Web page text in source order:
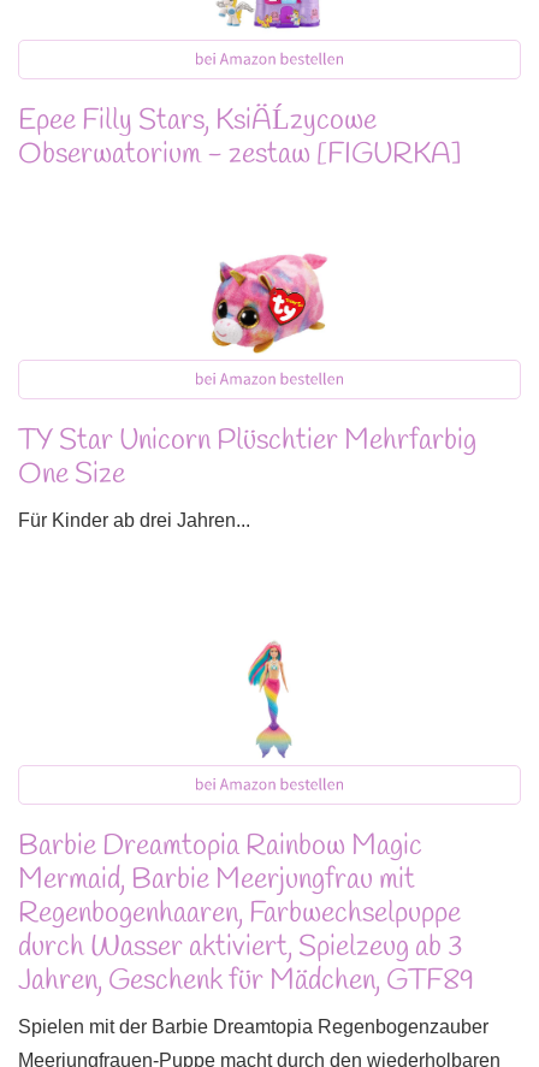
Epee Filly Stars, KsiÄĹzycowe
Obserwatorium - zestaw [FIGURKA]
TY Star Unicorn Plüschtier Mehrfarbig
One Size
Für Kinder ab drei Jahren...
Barbie Dreamtopia Rainbow Magic
Mermaid, Barbie Meerjungfrau mit
Regenbogenhaaren, Farbwechselpuppe
durch Wasser aktiviert, Spielzeug ab 3
Jahren, Geschenk für Mädchen, GTF89
Spielen mit der Barbie Dreamtopia Regenbogenzauber
Meerjungfrauen-Puppe macht durch den wiederholbaren